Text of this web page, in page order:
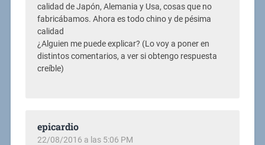
calidad de Japón, Alemania y Usa, cosas que no
fabricábamos. Ahora es todo chino y de pésima
calidad
¿Alguien me puede explicar? (Lo voy a poner en
distintos comentarios, a ver si obtengo respuesta
creíble)
epicardio
22/08/2016 a las 5:06 PM